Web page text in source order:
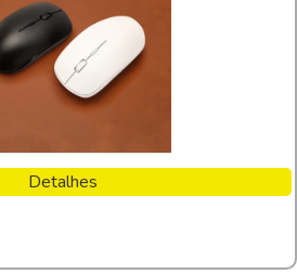
Detalhes